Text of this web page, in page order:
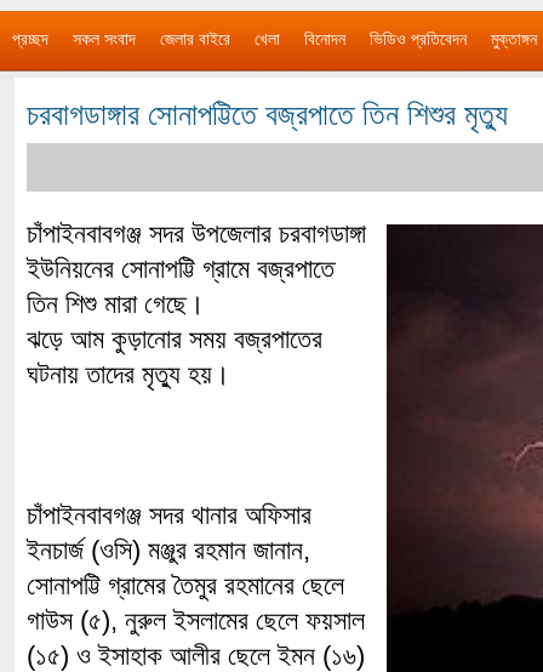
প্রচ্ছদ সকল সংবাদ জেলার বাইরে খেলা বিনোদন ভিডিও প্রতিবেদন মুক্তাঙ্গন
চরবাগডাঙ্গার সোনাপট্টিতে বজ্রপাতে তিন শিশুর মৃত্যু
চাঁপাইনবাবগঞ্জ সদর উপজেলার চরবাগডাঙ্গা
ইউনিয়নের সোনাপট্টি গ্রামে বজ্রপাতে
তিন শিশু মারা গেছে।
ঝড়ে আম কুড়ানোর সময় বজ্রপাতের
ঘটনায় তাদের মৃত্যু হয়।
চাঁপাইনবাবগঞ্জ সদর থানার অফিসার
ইনচার্জ (ওসি) মঞ্জুর রহমান জানান,
সোনাপট্টি গ্রামের তৈমুর রহমানের ছেলে
গাউস (৫), নুরুল ইসলামের ছেলে ফয়সাল
(১৫) ও ইসাহাক আলীর ছেলে ইমন (১৬)